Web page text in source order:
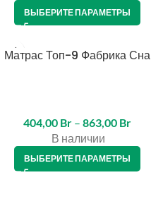
ВЫБЕРИТЕ ПАРАМЕТРЫ
Матрас Топ-9 Фабрика Сна
404,00 Br – 863,00 Br
В наличии
ВЫБЕРИТЕ ПАРАМЕТРЫ